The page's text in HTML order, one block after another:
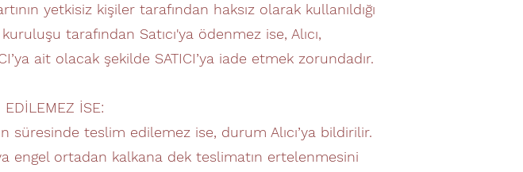
yetkisiz kişiler tarafından haksız olarak kullanıldığı
tarafından Satıcı'ya ödenmez ise, Alıcı,
ait olacak şekilde SATICI’ya iade etmek zorundadır.
EDİLEMEZ İSE:
süresinde teslim edilemez ise, durum Alıcı’ya bildirilir.
engel ortadan kalkana dek teslimatın ertelenmesini